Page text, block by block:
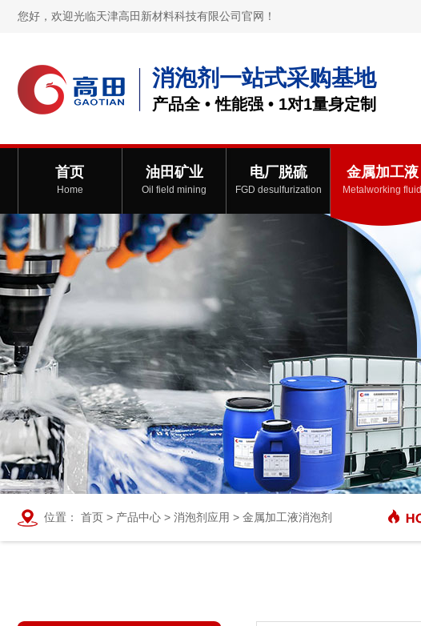
您好，欢迎光临天津高田新材料科技有限公司官网！
消泡剂一站式采购基地
产品全 • 性能强 • 1对1量身定制
首页
Home
油田矿业
Oil field mining
电厂脱硫
FGD desulfurization
金属加工液
Metalworking fluid
位置： 首页 > 产品中心 > 消泡剂应用 > 金属加工液消泡剂